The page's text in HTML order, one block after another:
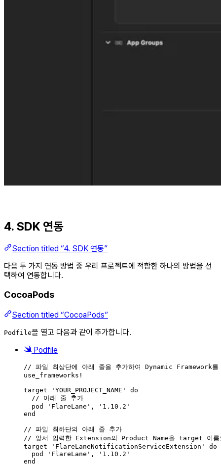
4. SDK 연동
Section titled “4. SDK 연동”
다음 두 가지 연동 방법 중 우리 프로젝트에 적합한 하나의 방법을 선
택하여 연동합니다.
CocoaPods
Section titled “CocoaPods”
Podfile을 열고 다음과 같이 추가합니다.
Podfile
// 파일 최상단에 아래 줄을 추가하여 Dynamic Framework를
use_frameworks !
target 'YOUR_PROJECT_NAME' do
// 아래 줄 추가
pod 'FlareLane', ' 1.10.2 '
end
// 파일 최하단의 아래 줄 추가
// 앞서 입력한 Extension의 Product Name을 target 이름
target 'FlareLaneNotificationServiceExtension' do
pod 'FlareLane', ' 1.10.2 '
end